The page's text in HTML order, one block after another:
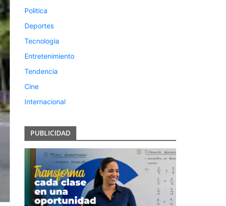
Politica
Deportes
Tecnologia
Entretenimiento
Tendencia
Cine
Internacional
PUBLICIDAD